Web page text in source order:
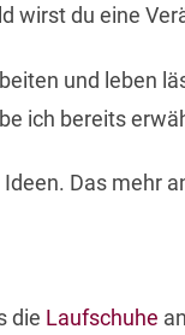
wirst du eine
und leben
ich bereits
Das mehr
die Laufschuhe